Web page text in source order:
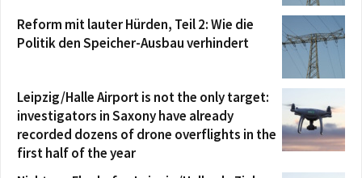
Reform mit lauter Hürden, Teil 2: Wie die
Politik den Speicher-Ausbau verhindert
Leipzig/Halle Airport is not the only target:
investigators in Saxony have already
recorded dozens of drone overflights in the
first half of the year